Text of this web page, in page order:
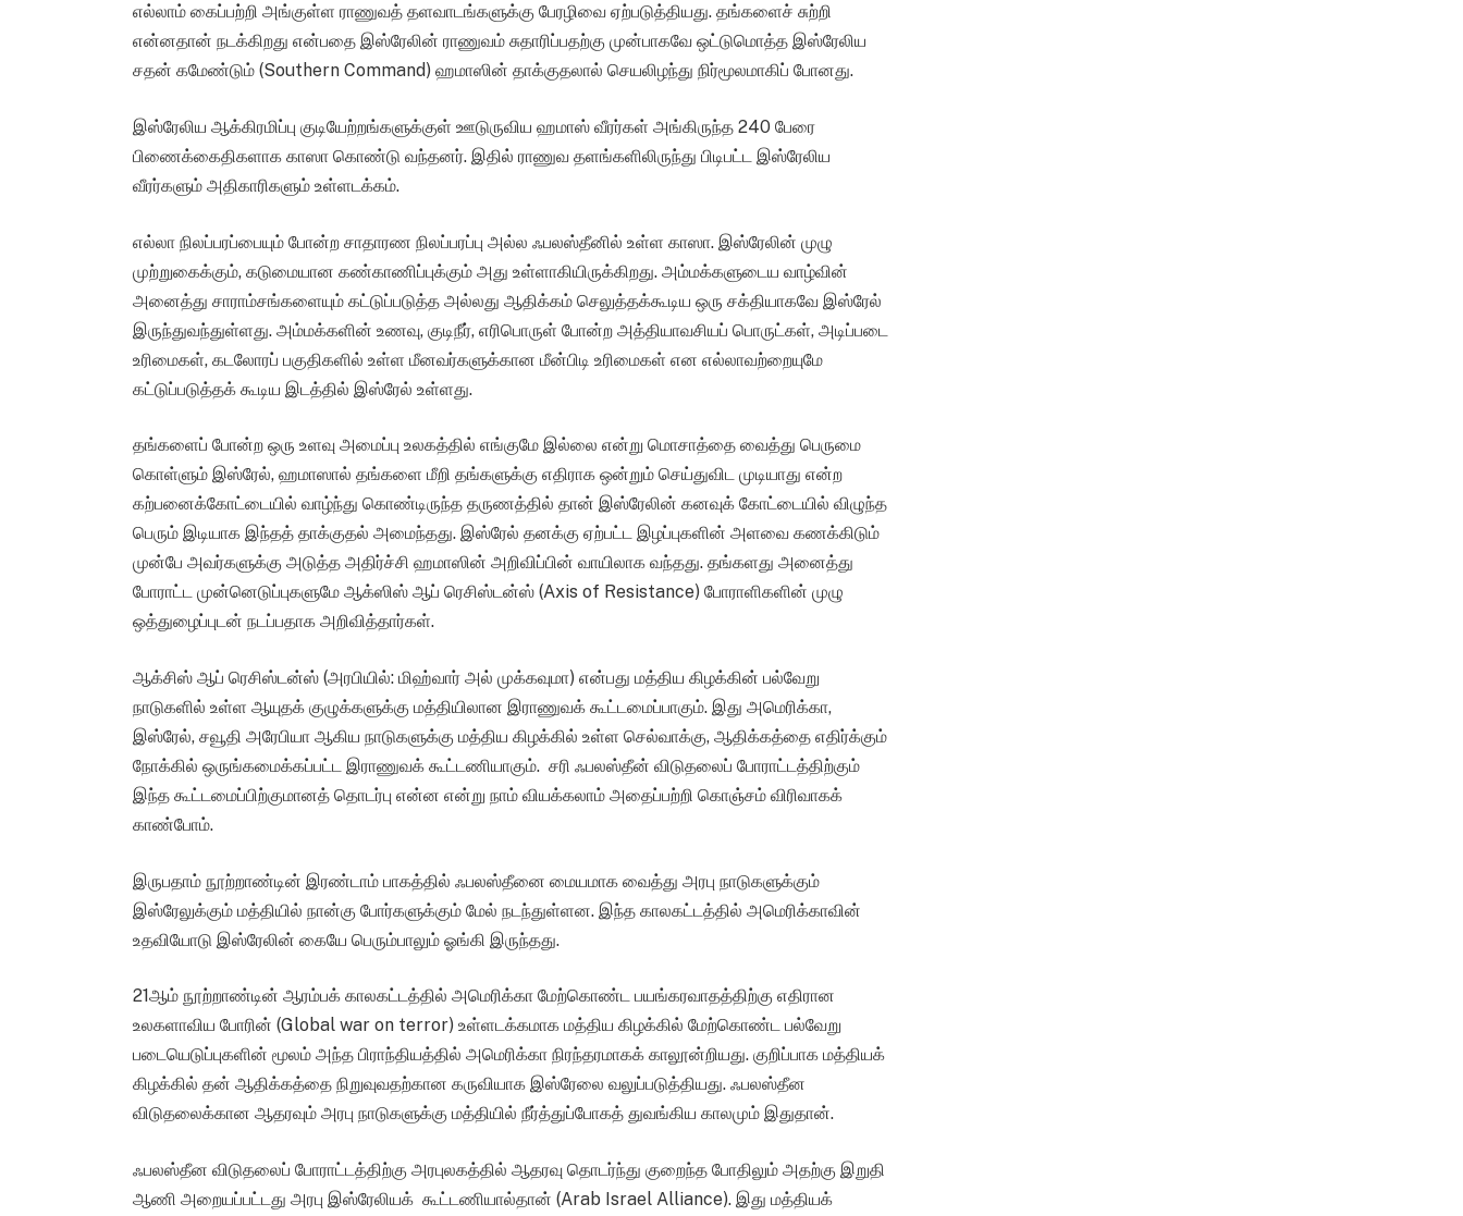
எல்லாம் கைப்பற்றி அங்குள்ள ராணுவத் தளவாடங்களுக்கு பேரழிவை ஏற்படுத்தியது. தங்களைச் சுற்றி
என்னதான் நடக்கிறது என்பதை இஸ்ரேலின் ராணுவம் சுதாரிப்பதற்கு முன்பாகவே ஒட்டுமொத்த இஸ்ரேலிய
சதன் கமேண்டும் (Southern Command) ஹமாஸின் தாக்குதலால் செயலிழந்து நிர்மூலமாகிப் போனது.
இஸ்ரேலிய ஆக்கிரமிப்பு குடியேற்றங்களுக்குள் ஊடுருவிய ஹமாஸ் வீரர்கள் அங்கிருந்த 240 பேரை
பிணைக்கைதிகளாக காஸா கொண்டு வந்தனர். இதில் ராணுவ தளங்களிலிருந்து பிடிபட்ட இஸ்ரேலிய
வீரர்களும் அதிகாரிகளும் உள்ளடக்கம்.
எல்லா நிலப்பரப்பையும் போன்ற சாதாரண நிலப்பரப்பு அல்ல ஃபலஸ்தீனில் உள்ள காஸா. இஸ்ரேலின் முழு
முற்றுகைக்கும், கடுமையான கண்காணிப்புக்கும் அது உள்ளாகியிருக்கிறது. அம்மக்களுடைய வாழ்வின்
அனைத்து சாராம்சங்களையும் கட்டுப்படுத்த அல்லது ஆதிக்கம் செலுத்தக்கூடிய ஒரு சக்தியாகவே இஸ்ரேல்
இருந்துவந்துள்ளது. அம்மக்களின் உணவு, குடிநீர், எரிபொருள் போன்ற அத்தியாவசியப் பொருட்கள், அடிப்படை
உரிமைகள், கடலோரப் பகுதிகளில் உள்ள மீனவர்களுக்கான மீன்பிடி உரிமைகள் என எல்லாவற்றையுமே
கட்டுப்படுத்தக் கூடிய இடத்தில் இஸ்ரேல் உள்ளது.
தங்களைப் போன்ற ஒரு உளவு அமைப்பு உலகத்தில் எங்குமே இல்லை என்று மொசாத்தை வைத்து பெருமை
கொள்ளும் இஸ்ரேல், ஹமாஸால் தங்களை மீறி தங்களுக்கு எதிராக ஒன்றும் செய்துவிட முடியாது என்ற
கற்பனைக்கோட்டையில் வாழ்ந்து கொண்டிருந்த தருணத்தில் தான் இஸ்ரேலின் கனவுக் கோட்டையில் விழுந்த
பெரும் இடியாக இந்தத் தாக்குதல் அமைந்தது. இஸ்ரேல் தனக்கு ஏற்பட்ட இழப்புகளின் அளவை கணக்கிடும்
முன்பே அவர்களுக்கு அடுத்த அதிர்ச்சி ஹமாஸின் அறிவிப்பின் வாயிலாக வந்தது. தங்களது அனைத்து
போராட்ட முன்னெடுப்புகளுமே ஆக்ஸிஸ் ஆப் ரெசிஸ்டன்ஸ் (Axis of Resistance) போராளிகளின் முழு
ஒத்துழைப்புடன் நடப்பதாக அறிவித்தார்கள்.
ஆக்சிஸ் ஆப் ரெசிஸ்டன்ஸ் (அரபியில்: மிஹ்வார் அல் முக்கவுமா) என்பது மத்திய கிழக்கின் பல்வேறு
நாடுகளில் உள்ள ஆயுதக் குழுக்களுக்கு மத்தியிலான இராணுவக் கூட்டமைப்பாகும். இது அமெரிக்கா,
இஸ்ரேல், சவூதி அரேபியா ஆகிய நாடுகளுக்கு மத்திய கிழக்கில் உள்ள செல்வாக்கு, ஆதிக்கத்தை எதிர்க்கும்
நோக்கில் ஒருங்கமைக்கப்பட்ட இராணுவக் கூட்டணியாகும். சரி ஃபலஸ்தீன் விடுதலைப் போராட்டத்திற்கும்
இந்த கூட்டமைப்பிற்குமானத் தொடர்பு என்ன என்று நாம் வியக்கலாம் அதைப்பற்றி கொஞ்சம் விரிவாகக்
காண்போம்.
இருபதாம் நூற்றாண்டின் இரண்டாம் பாகத்தில் ஃபலஸ்தீனை மையமாக வைத்து அரபு நாடுகளுக்கும்
இஸ்ரேலுக்கும் மத்தியில் நான்கு போர்களுக்கும் மேல் நடந்துள்ளன. இந்த காலகட்டத்தில் அமெரிக்காவின்
உதவியோடு இஸ்ரேலின் கையே பெரும்பாலும் ஓங்கி இருந்தது.
21ஆம் நூற்றாண்டின் ஆரம்பக் காலகட்டத்தில் அமெரிக்கா மேற்கொண்ட பயங்கரவாதத்திற்கு எதிரான
உலகளாவிய போரின் (Global war on terror) உள்ளடக்கமாக மத்திய கிழக்கில் மேற்கொண்ட பல்வேறு
படையெடுப்புகளின் மூலம் அந்த பிராந்தியத்தில் அமெரிக்கா நிரந்தரமாகக் காலூன்றியது. குறிப்பாக மத்தியக்
கிழக்கில் தன் ஆதிக்கத்தை நிறுவுவதற்கான கருவியாக இஸ்ரேலை வலுப்படுத்தியது. ஃபலஸ்தீன
விடுதலைக்கான ஆதரவும் அரபு நாடுகளுக்கு மத்தியில் நீர்த்துப்போகத் துவங்கிய காலமும் இதுதான்.
ஃபலஸ்தீன விடுதலைப் போராட்டத்திற்கு அரபுலகத்தில் ஆதரவு தொடர்ந்து குறைந்த போதிலும் அதற்கு இறுதி
ஆணி அறையப்பட்டது அரபு இஸ்ரேலியக் கூட்டணியால்தான் (Arab Israel Alliance). இது மத்தியக்